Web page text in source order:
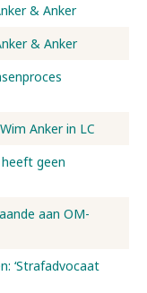
& Anker
& Anker
Anker in LC
geen
aan OM-
‘Strafadvocaat